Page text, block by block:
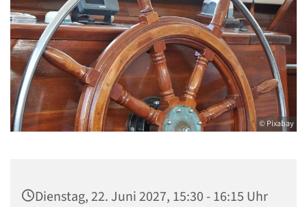
© Pixabay
Dienstag, 22. Juni 2027, 15:30 - 16:15 Uhr